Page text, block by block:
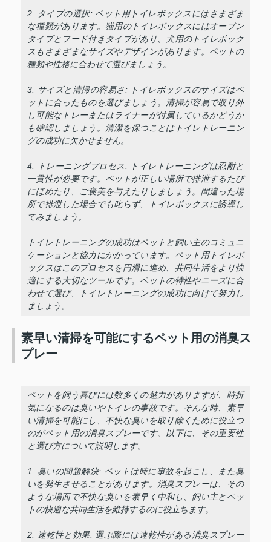
2. タイプの選択: ペット用トイレボックスにはさまざま
な種類があります。猫用のトイレボックスにはオープン
タイプとフード付きタイプがあり、犬用のトイレボック
スもさまざまなサイズやデザインがあります。ペットの
種類や性格に合わせて選びましょう。
3. サイズと清掃の容易さ: トイレボックスのサイズはペ
ットに合ったものを選びましょう。清掃が容易で取り外
し可能なトレーまたはライナーが付属しているかどうか
も確認しましょう。清潔を保つことはトイレトレーニン
グの成功に欠かせません。
4. トレーニングプロセス: トイレトレーニングは忍耐と
一貫性が必要です。ペットが正しい場所で排泄するたび
にほめたり、ご褒美を与えたりしましょう。間違った場
所で排泄した場合でも叱らず、トイレボックスに誘導し
てみましょう。
トイレトレーニングの成功はペットと飼い主のコミュニ
ケーションと協力にかかっています。ペット用トイレボ
ックスはこのプロセスを円滑に進め、共同生活をより快
適にする大切なツールです。ペットの特性やニーズに合
わせて選び、トイレトレーニングの成功に向けて努力し
ましょう。
素早い清掃を可能にするペット用の消臭ス
プレー
ペットを飼う喜びには数多くの魅力がありますが、時折
気になるのは臭いやトイレの事故です。そんな時、素早
い清掃を可能にし、不快な臭いを取り除くために役立つ
のがペット用の消臭スプレーです。以下に、その重要性
と選び方について説明します。
1. 臭いの問題解決: ペットは時に事故を起こし、また臭
いを発生させることがあります。消臭スプレーは、その
ような場面で不快な臭いを素早く中和し、飼い主とペッ
トの快適な共同生活を維持するのに役立ちます。
2. 速乾性と効果: 選ぶ際には速乾性がある消臭スプレー